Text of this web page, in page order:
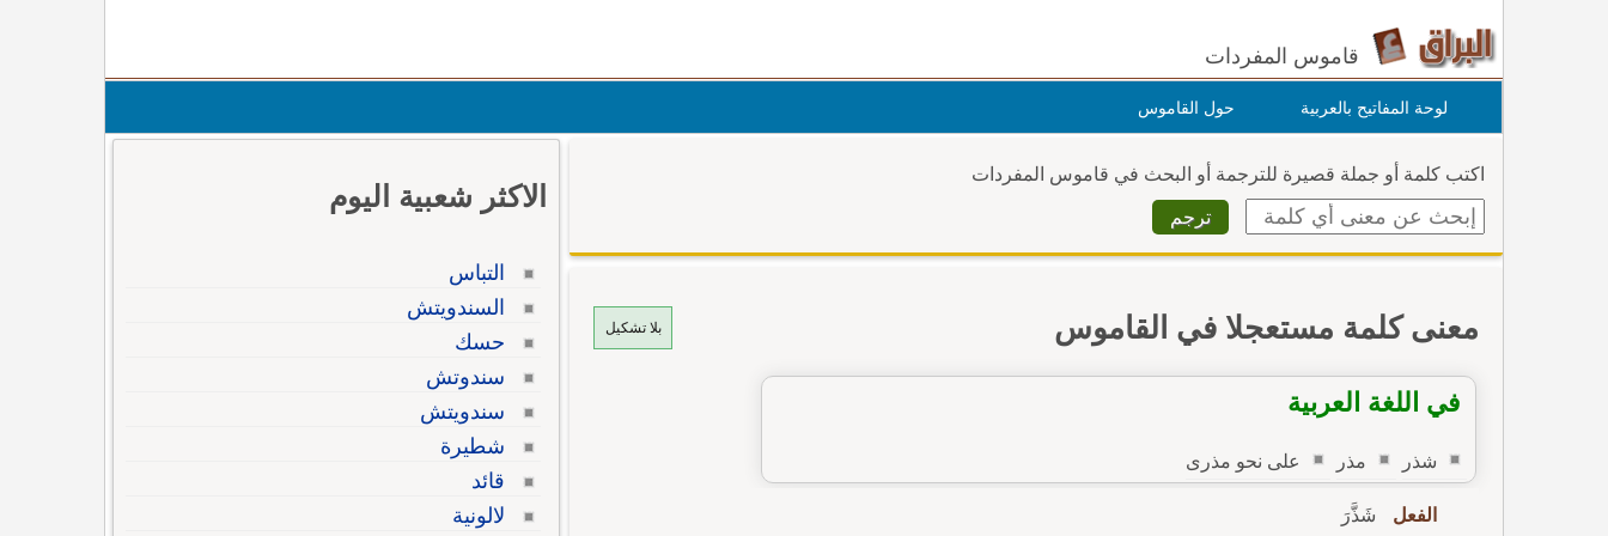
قاموس المفردات
لوحة المفاتيح بالعربية حول القاموس
اكتب كلمة أو جملة قصيرة للترجمة أو البحث في قاموس المفردات
بلا تشكيل معنى كلمة مستعجلا في القاموس
في اللغة العربية
شذر مذر على نحو مذرى
الفعل شَذَّرَ
الاكثر شعبية اليوم
التباس
السندويتش
حسك
سندوتش
سندويتش
شطيرة
قائد
لالونية